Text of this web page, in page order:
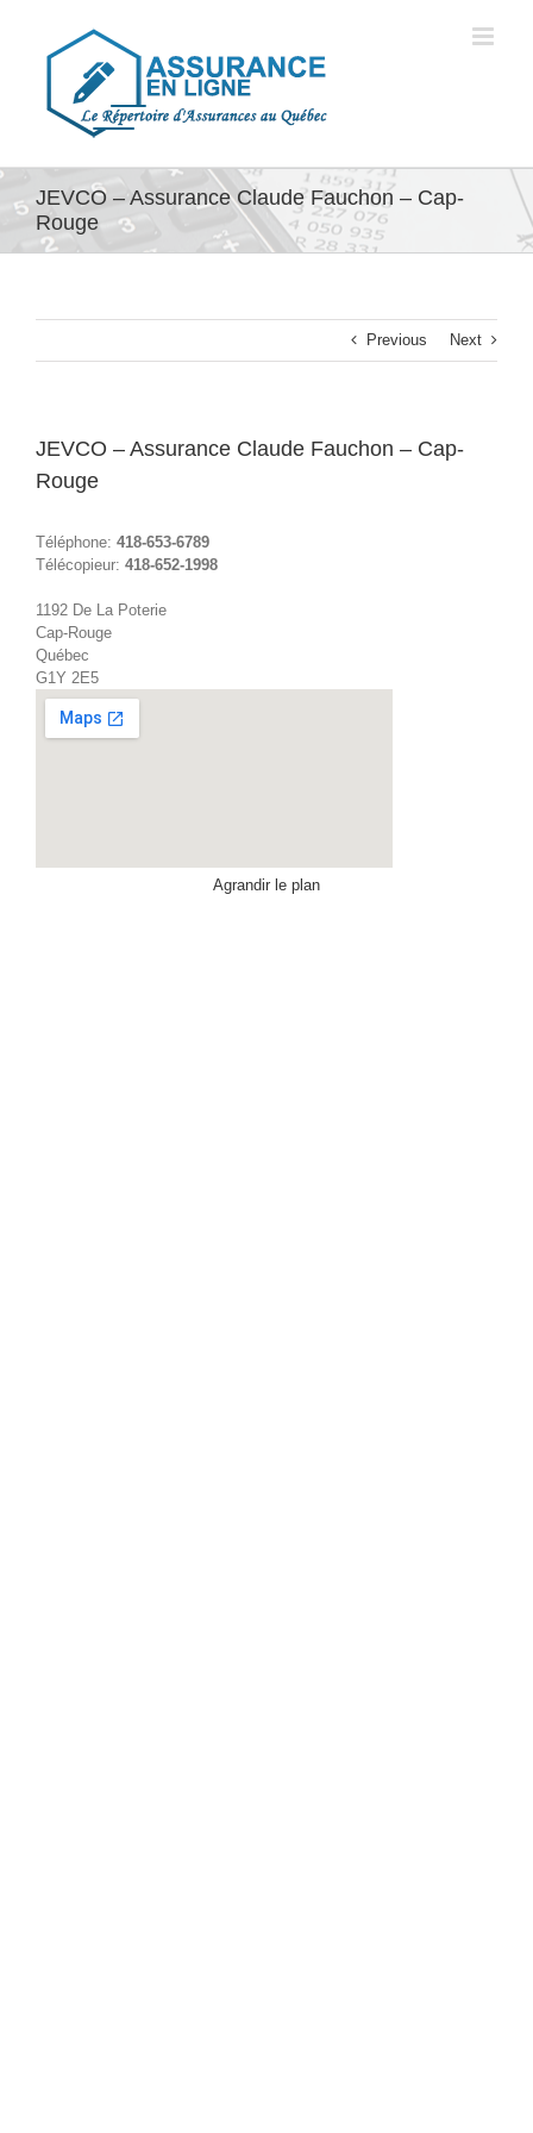
content
JEVCO – Assurance Claude Fauchon – Cap-
Rouge
Previous Next
JEVCO – Assurance Claude Fauchon – Cap-
Rouge
Téléphone: 418-653-6789
Télécopieur: 418-652-1998
1192 De La Poterie
Cap-Rouge
Québec
G1Y 2E5
Agrandir le plan